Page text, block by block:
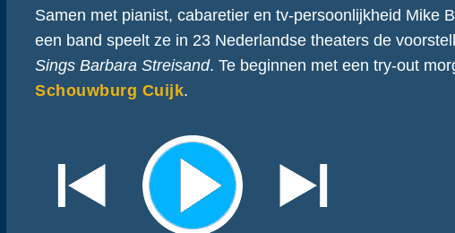
Samen met pianist, cabaretier en tv-persoonlijkheid Mike
een band speelt ze in 23 Nederlandse theaters de
Sings Barbara Streisand. Te beginnen met een try-out
Schouwburg Cuijk.